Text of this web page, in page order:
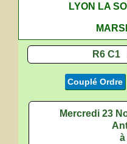
LYON LA
R6 C1
Couplé Ordre
Mercredi 23
à